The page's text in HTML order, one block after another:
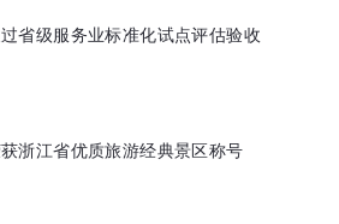
省级服务业标准化试点评估验收
浙江省优质旅游经典景区称号